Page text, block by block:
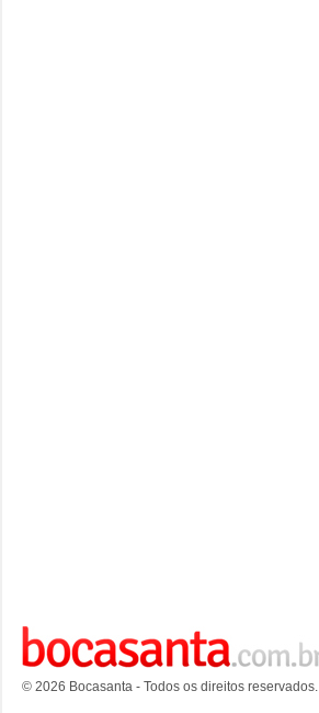
© 2026 Bocasanta - Todos os direitos reservados.